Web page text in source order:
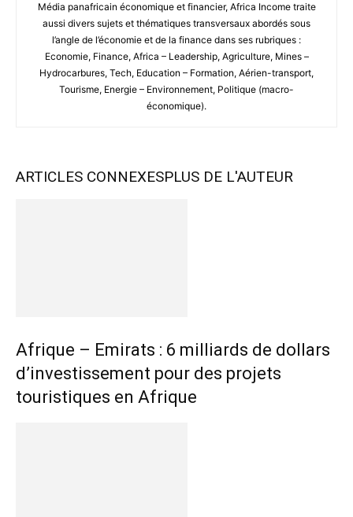
Média panafricain économique et financier, Africa Income traite
aussi divers sujets et thématiques transversaux abordés sous
l’angle de l’économie et de la finance dans ses rubriques :
Economie, Finance, Africa – Leadership, Agriculture, Mines –
Hydrocarbures, Tech, Education – Formation, Aérien-transport,
Tourisme, Energie – Environnement, Politique (macro-
économique).
ARTICLES CONNEXESPLUS DE L'AUTEUR
Afrique – Emirats : 6 milliards de dollars
d’investissement pour des projets
touristiques en Afrique